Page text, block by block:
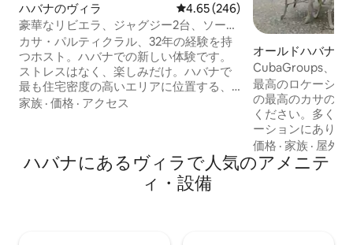
ハバナのヴィラ レビュー246件、5つ星中4.65つ
4.65 (246)
豪華なリビエラ、ジャグジー2台、ソーラ
ーパネル、プール
カサ・パルティクラル、32年の経験を持
つホスト。ハバナでの新しい体験です。
ストレスはなく、楽しみだけ。ハバナで
最も住宅密度の高いエリアに位置する、
海に面した全体貸切のヴィラ。息をのむ
2台、プール、Nauta Hogarインターネッ
ト、7ベッドルーム、6.5バスルーム、ベ
ッド14台。定員16名。シェフサービス、
家族 · 価格 · アクセス
オールドハバナの
CubaGroups、屋
陽光
最高のロケーショ
の最高のカサのひ
ください。多く
ーションにありま
くにも近いです
Obispoまで2分、
分、...Parque
価格 ·家族 · 屋外
ハバナにあるヴィラで人気のアメニテ
ィ・設備